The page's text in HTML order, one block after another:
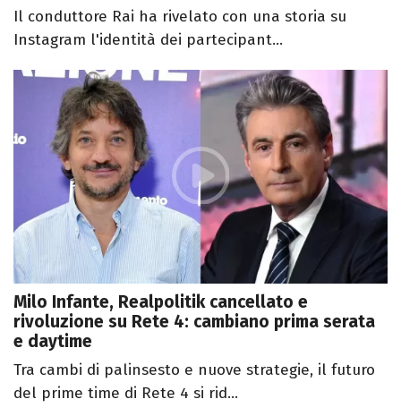
Il conduttore Rai ha rivelato con una storia su
Instagram l'identità dei partecipant...
Milo Infante, Realpolitik cancellato e
rivoluzione su Rete 4: cambiano prima serata
e daytime
Tra cambi di palinsesto e nuove strategie, il futuro
del prime time di Rete 4 si rid...